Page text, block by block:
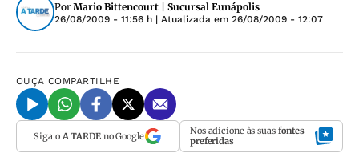
Por Mario Bittencourt | Sucursal Eunápolis
26/08/2009 - 11:56 h | Atualizada em 26/08/2009 - 12:07
OUÇA COMPARTILHE
Siga o A TARDEno Google Nos adicione às suas fontes
preferidas